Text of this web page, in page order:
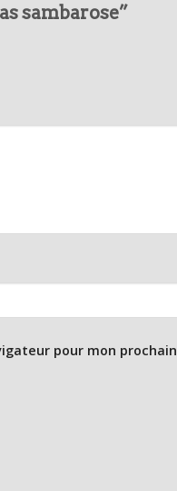
sambarose”
pour mon prochain